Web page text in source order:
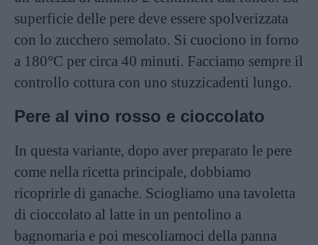
superficie delle pere deve essere spolverizzata
con lo zucchero semolato. Si cuociono in forno
a 180°C per circa 40 minuti. Facciamo sempre il
controllo cottura con uno stuzzicadenti lungo.
Pere al vino rosso e cioccolato
In questa variante, dopo aver preparato le pere
come nella ricetta principale, dobbiamo
ricoprirle di ganache. Sciogliamo una tavoletta
di cioccolato al latte in un pentolino a
bagnomaria e poi mescoliamoci della panna